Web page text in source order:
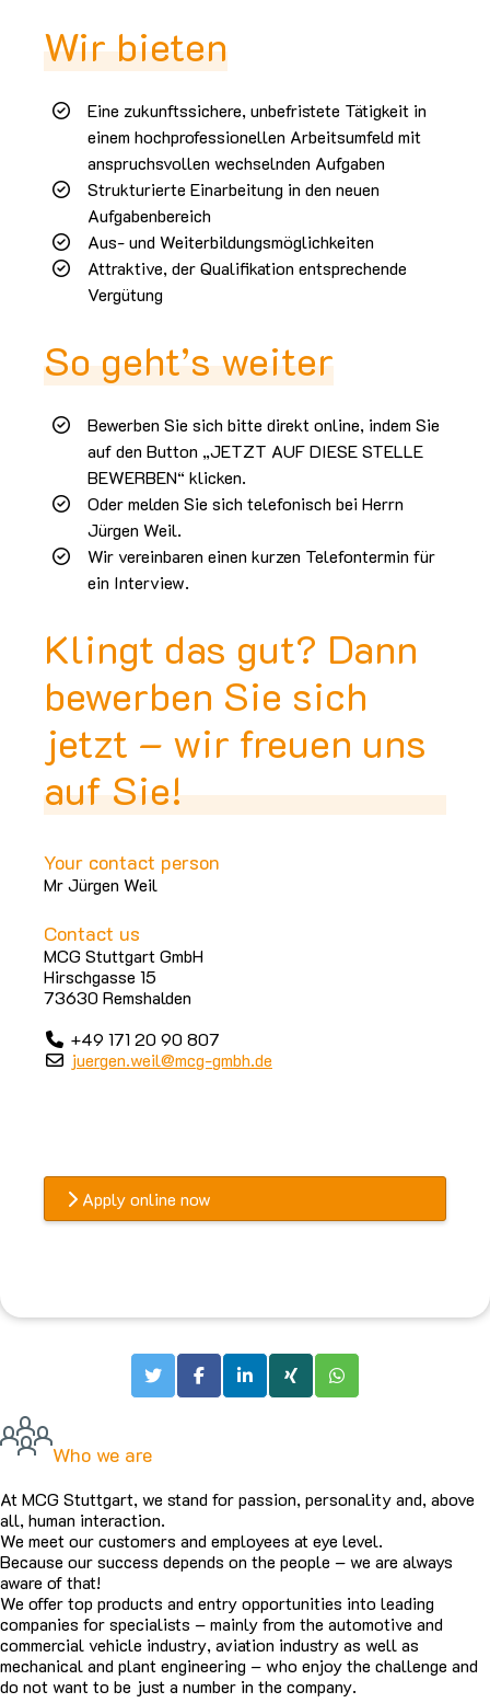
Wir bieten
Eine zukunftssichere, unbefristete Tätigkeit in
einem hochprofessionellen Arbeitsumfeld mit
anspruchsvollen wechselnden Aufgaben
Strukturierte Einarbeitung in den neuen
Aufgabenbereich
Aus- und Weiterbildungsmöglichkeiten
Attraktive, der Qualifikation entsprechende
Vergütung
So geht’s weiter
Bewerben Sie sich bitte direkt online, indem Sie
auf den Button „JETZT AUF DIESE STELLE
BEWERBEN“ klicken.
Oder melden Sie sich telefonisch bei Herrn
Jürgen Weil.
Wir vereinbaren einen kurzen Telefontermin für
ein Interview.
Klingt das gut? Dann
bewerben Sie sich
jetzt – wir freuen uns
auf Sie!
Your contact person
Mr Jürgen Weil
Contact us
MCG Stuttgart GmbH
Hirschgasse 15
73630 Remshalden
+49 171 20 90 807
juergen.weil@mcg-gmbh.de
Apply online now
Who we are
At MCG Stuttgart, we stand for passion, personality and, above
all, human interaction.
We meet our customers and employees at eye level.
Because our success depends on the people – we are always
aware of that!
We offer top products and entry opportunities into leading
companies for specialists – mainly from the automotive and
commercial vehicle industry, aviation industry as well as
mechanical and plant engineering – who enjoy the challenge and
do not want to be just a number in the company.